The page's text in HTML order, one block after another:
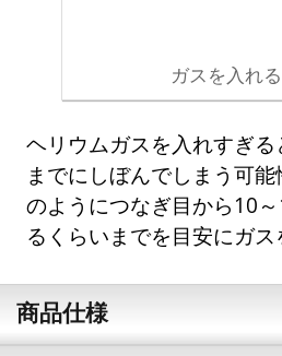
ガスを入れ
ヘリウムガスを入れすぎ
までにしぼんでしまう可
のようにつなぎ目から10
るくらいまでを目安にガス
商品仕様